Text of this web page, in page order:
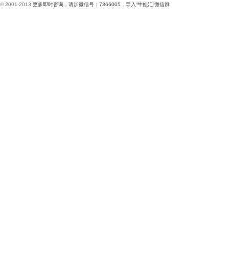
© 2001-2013 更多即时咨询，请加微信号：7366005，导入“牛娃汇”微信群